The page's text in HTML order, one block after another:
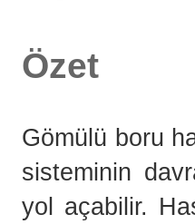
Özet
Gömülü boru
sisteminin
yol açabilir.